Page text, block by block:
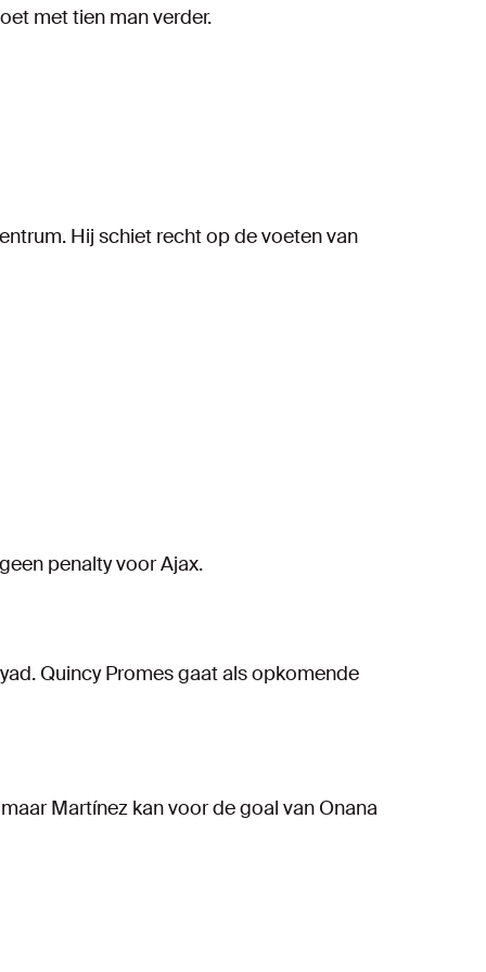
met tien man verder.
Hij schiet recht op de voeten van
penalty voor Ajax.
Quincy Promes gaat als opkomende
Martínez kan voor de goal van Onana